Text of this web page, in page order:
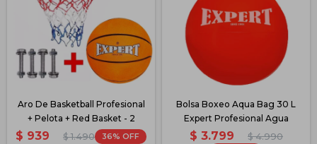
Aro De Basketball Profesional
+ Pelota + Red Basket - 2
$ 939 $ 1.490 36
Bolsa Boxeo Aqua Bag 30 L
Expert Profesional Agua
$ 3.799 $ 4.990